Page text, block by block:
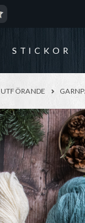
STICKOR
UTFÖRANDE